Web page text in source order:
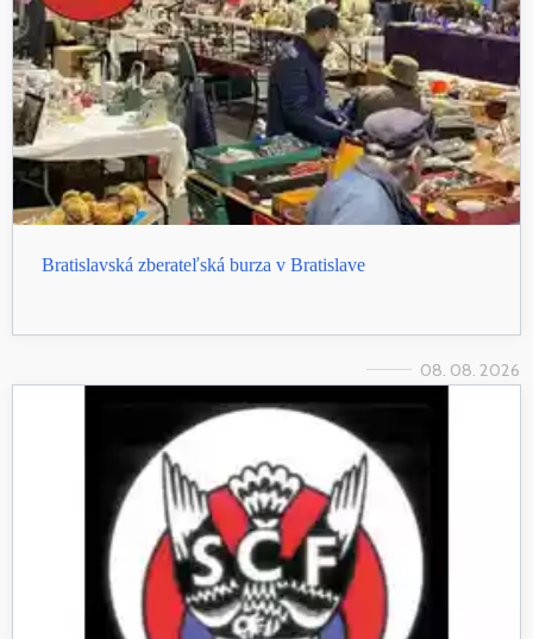
Bratislavská zberateľská burza v Bratislave
08. 08. 2026